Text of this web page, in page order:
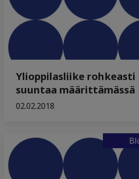
Ylioppilasliike rohkeasti
suuntaa määrittämässä
02.02.2018